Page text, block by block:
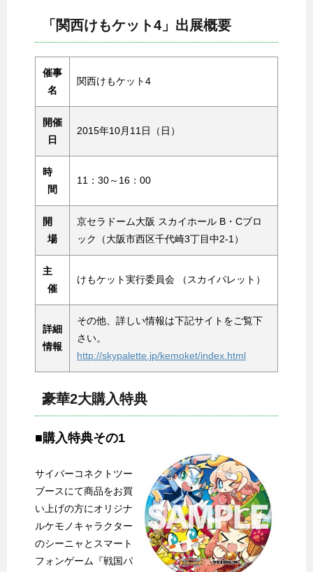
「関西けもケット4」出展概要
催事
名
関西けもケット4
開催
日
2015年10月11日（日）
時
間
11：30～16：00
開
場
京セラドーム大阪 スカイホール B・Cブロ
ック（大阪市西区千代崎3丁目中2-1）
主
催
けもケット実行委員会 （スカイパレット）
詳細
情報
その他、詳しい情報は下記サイトをご覧下
さい。
http://skypalette.jp/kemoket/index.html
豪華2大購入特典
■購入特典その1
サイバーコネクトツー
ブースにて商品をお買
い上げの方にオリジナ
ルケモノキャラクター
のシーニャとスマート
フォンゲーム『戦国パ